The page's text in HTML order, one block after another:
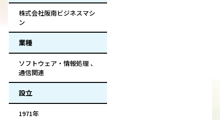
株式会社阪南ビジネスマシ
ン
業種
ソフトウェア・情報処理 、
通信関連
設立
1971年